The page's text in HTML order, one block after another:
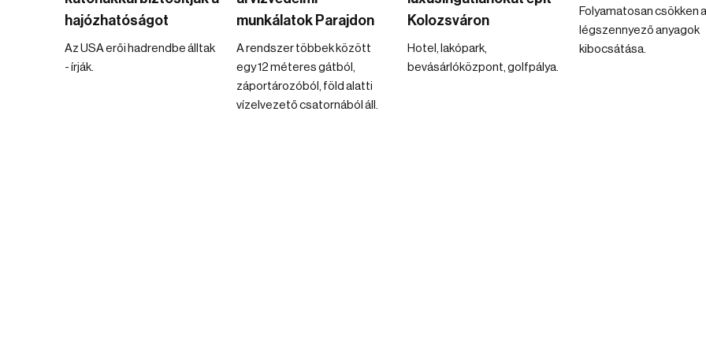
hajózhatóságot
Az USA erői hadrendbe álltak
- írják.
munkálatok Parajdon
A rendszer többek között
egy 12 méteres gátból,
záportározóból, föld alatti
vízelvezető csatornából áll.
Kolozsváron
Hotel, lakópark,
bevásárlóközpont, golfpálya.
Folyamatosan csökken
légszennyező anyagok
kibocsátása.